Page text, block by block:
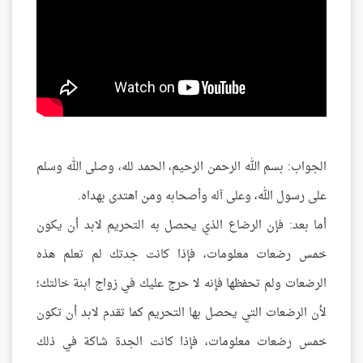
الجواب: بسم الله الرحمن الرحيم، الحمد لله، وصلى الله وسلم
على رسول الله، وعلى آله وأصحابه ومن اهتدى بهداه.
أما بعد: فإن الرضاع الذي يحصل به التحريم لابد أن يكون
خمس رضعات معلومات، فإذا كانت جدتك لم تعلم هذه
الرضعات ولم تحفظها فإنه لا حرج عليك في زواج ابنة خالتك؛
لأن الرضعات التي يحصل بها التحريم كما تقدم لابد أن تكون
خمس رضعات معلومات، فإذا كانت الجدة شاكة في ذلك